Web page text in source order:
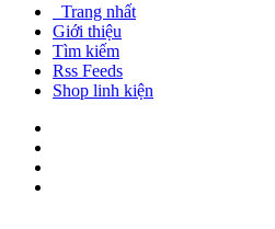
Trang nhất
Giới thiệu
Tìm kiếm
Rss Feeds
Shop linh kiện